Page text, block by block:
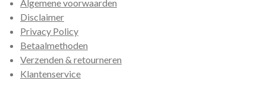
Algemene voorwaarden
Disclaimer
Privacy Policy
Betaalmethoden
Verzenden & retourneren
Klantenservice